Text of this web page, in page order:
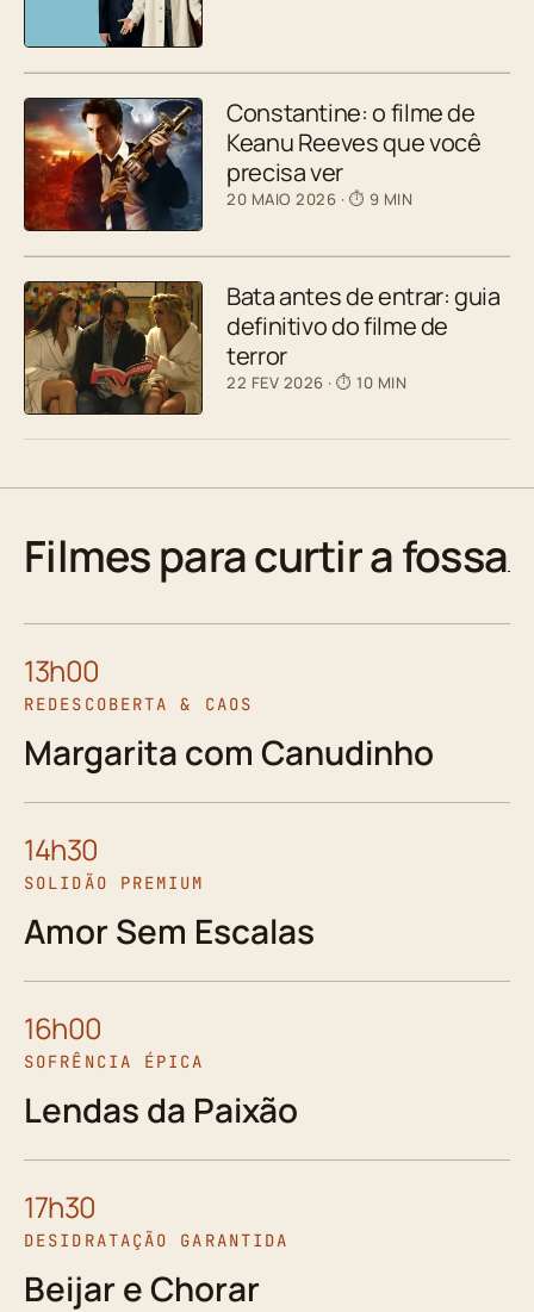
Constantine: o filme de
Keanu Reeves que você
precisa ver
20 MAIO 2026 · ⏱ 9 MIN
Bata antes de entrar: guia
definitivo do filme de
terror
22 FEV 2026 · ⏱ 10 MIN
Filmes para curtir a fossa
13h00
REDESCOBERTA & CAOS
Margarita com Canudinho
14h30
SOLIDÃO PREMIUM
Amor Sem Escalas
16h00
SOFRÊNCIA ÉPICA
Lendas da Paixão
17h30
DESIDRATAÇÃO GARANTIDA
Beijar e Chorar